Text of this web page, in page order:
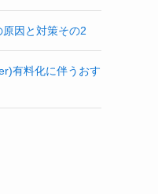
原因と対策その2
有料化に伴うおす